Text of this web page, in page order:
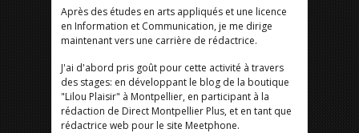
Après des études en arts appliqués et une licence
en Information et Communication, je me dirige
maintenant vers une carrière de rédactrice.
J'ai d'abord pris goût pour cette activité à travers
des stages: en développant le blog de la boutique
"Lilou Plaisir" à Montpellier, en participant à la
rédaction de Direct Montpellier Plus, et en tant que
rédactrice web pour le site Meetphone.